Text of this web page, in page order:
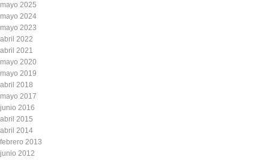
mayo 2025
mayo 2024
mayo 2023
abril 2022
abril 2021
mayo 2020
mayo 2019
abril 2018
mayo 2017
junio 2016
abril 2015
abril 2014
febrero 2013
junio 2012